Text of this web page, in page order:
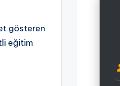
gösteren
eğitim